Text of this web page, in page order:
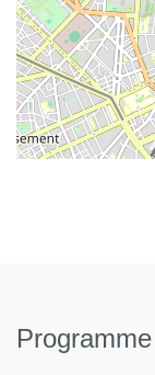
Programme